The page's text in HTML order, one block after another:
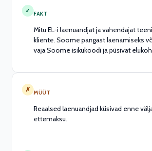
✓ FAKT
Mitu EL-i laenuandjat ja vahendajat
kliente. Soome pangast laenamiseks
vaja Soome isikukoodi ja püsivat
✗ MÜÜT
Reaalsed laenuandjad küsivad enne
ettemaksu.